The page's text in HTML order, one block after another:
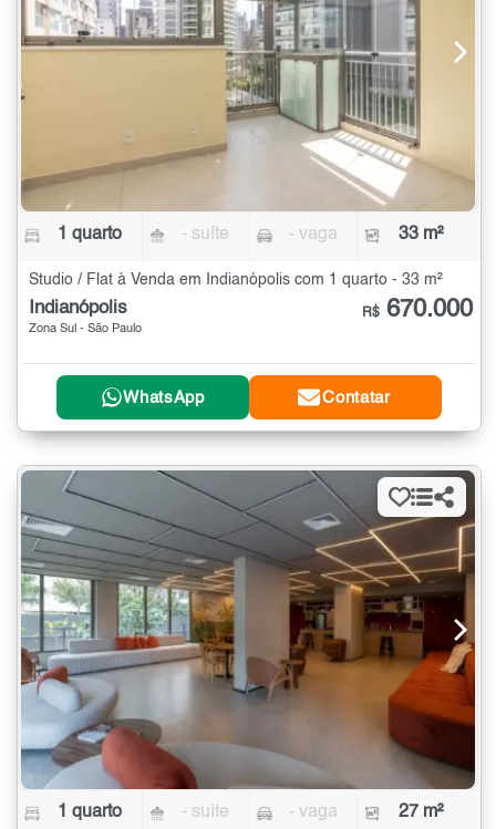
1 quarto - suíte - vaga 33 m²
Studio / Flat à Venda em Indianópolis com 1 quarto - 33 m²
Indianópolis
Zona Sul - São Paulo
R$ 670.000
WhatsApp Contatar
1 quarto - suíte - vaga 27 m²